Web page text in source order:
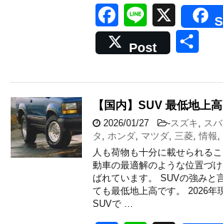
F
a
c
e
b
o
o
k
Li
n
e
X
Post
【国内】SUV 最低地上
2026/01/27 -スズキ ス
タ
ホンダ マツダ 三菱 情報
人も荷物も十分に載せられる
動車の最適解のような位置づ
ばれています。 SUVの強みと
ても最低地上高です。 2026年
SUVで …